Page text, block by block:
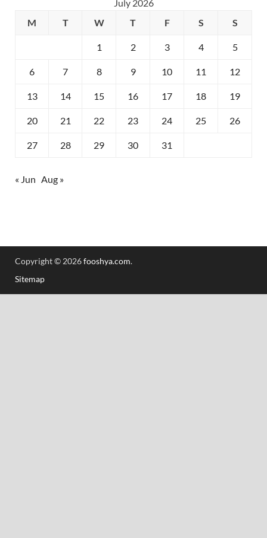
July 2026
M
T W T F S S
1 2 3 4 5
6 7 8 9 10 11 12
13 14 15 16 17 18 19
20 21 22 23 24 25 26
27 28 29 30 31
« Jun Aug »
Copyright © 2026fooshya.com.
Sitemap